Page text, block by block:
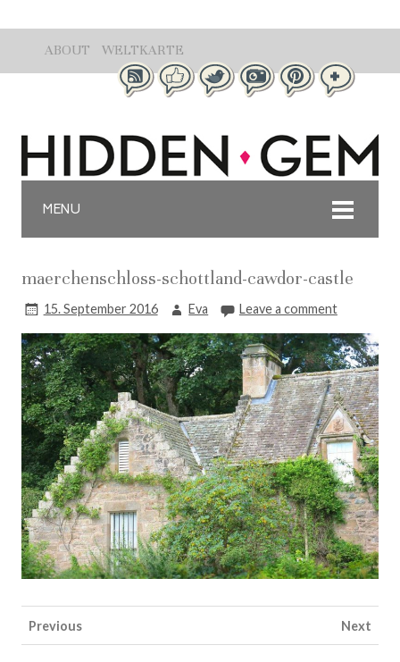
ABOUT WELTKARTE
MENU
maerchenschloss-schottland-cawdor-castle
15. September 2016 Eva Leave a comment
Previous Next